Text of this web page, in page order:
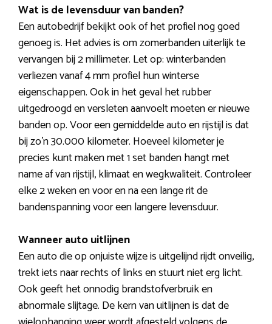
Wat is de levensduur van banden?
Een autobedrijf bekijkt ook of het profiel nog goed
genoeg is. Het advies is om zomerbanden uiterlijk te
vervangen bij 2 millimeter. Let op: winterbanden
verliezen vanaf 4 mm profiel hun winterse
eigenschappen. Ook in het geval het rubber
uitgedroogd en versleten aanvoelt moeten er nieuwe
banden op. Voor een gemiddelde auto en rijstijl is dat
bij zo’n 30.000 kilometer. Hoeveel kilometer je
precies kunt maken met 1 set banden hangt met
name af van rijstijl, klimaat en wegkwaliteit. Controleer
elke 2 weken en voor en na een lange rit de
bandenspanning voor een langere levensduur.
Wanneer auto uitlijnen
Een auto die op onjuiste wijze is uitgelijnd rijdt onveilig,
trekt iets naar rechts of links en stuurt niet erg licht.
Ook geeft het onnodig brandstofverbruik en
abnormale slijtage. De kern van uitlijnen is dat de